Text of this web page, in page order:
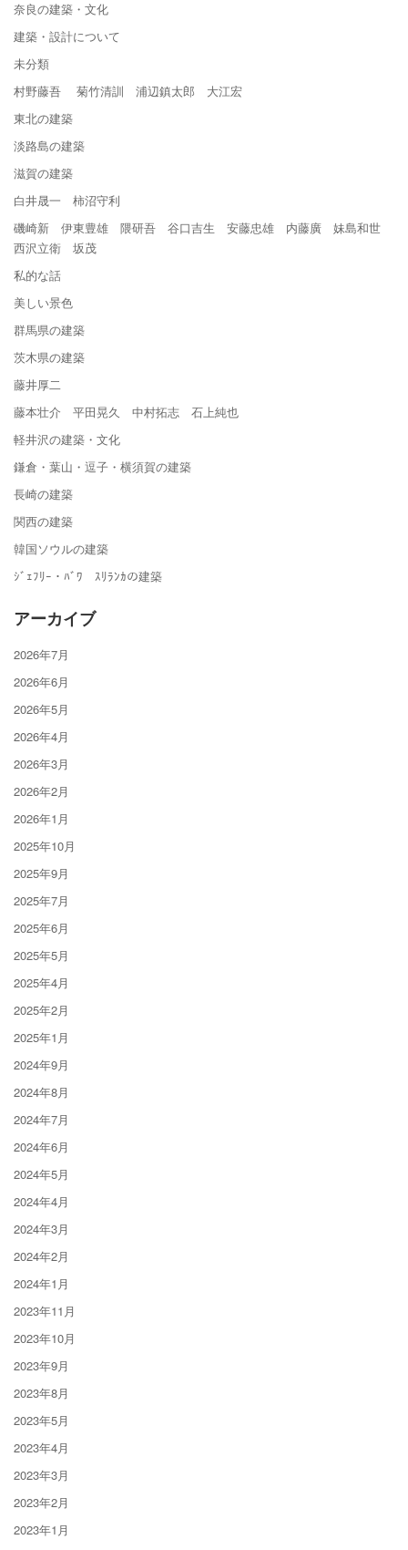
奈良の建築・文化
建築・設計について
未分類
村野藤吾 菊竹清訓 浦辺鎮太郎 大江宏
東北の建築
淡路島の建築
滋賀の建築
白井晟一 柿沼守利
磯崎新 伊東豊雄 隈研吾 谷口吉生 安藤忠雄 内藤廣 妹島和世
西沢立衛 坂茂
私的な話
美しい景色
群馬県の建築
茨木県の建築
藤井厚二
藤本壮介 平田晃久 中村拓志 石上純也
軽井沢の建築・文化
鎌倉・葉山・逗子・横須賀の建築
長崎の建築
関西の建築
韓国ソウルの建築
ｼﾞｪﾌﾘｰ・ﾊﾞﾜ ｽﾘﾗﾝｶの建築
アーカイブ
2026年7月
2026年6月
2026年5月
2026年4月
2026年3月
2026年2月
2026年1月
2025年10月
2025年9月
2025年7月
2025年6月
2025年5月
2025年4月
2025年2月
2025年1月
2024年9月
2024年8月
2024年7月
2024年6月
2024年5月
2024年4月
2024年3月
2024年2月
2024年1月
2023年11月
2023年10月
2023年9月
2023年8月
2023年5月
2023年4月
2023年3月
2023年2月
2023年1月